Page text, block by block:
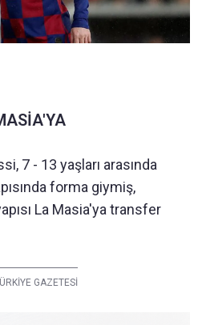
7 - 13 yaşları arasında
forma giymiş,
La Masia'ya transfer
GAZETESİ